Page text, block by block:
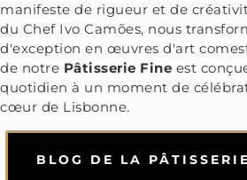
manifeste de rigueur et de
du Chef Ivo Camões, nous
d'exception en œuvres d'art
de notre Pâtisserie Fine est
quotidien à un moment de
cœur de Lisbonne.
BLOG DE LA